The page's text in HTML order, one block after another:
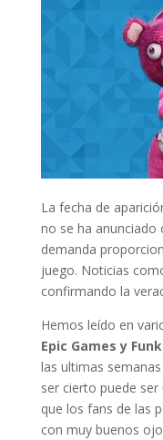
La fecha de
no se ha anunciado
demanda
juego. Noticias
confirmando la
Hemos leído en
Epic Games y
las ultimas
ser cierto puede
que los fans de las
con muy buenos